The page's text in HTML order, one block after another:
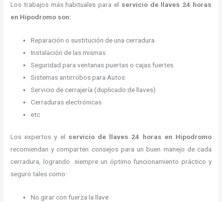
Los trabajos más habituales para el servicio de llaves 24 horas
en Hipodromo son:
Reparación o sustitución de una cerradura
Instalación de las mismas
Seguridad para ventanas puertas o cajas fuertes
Sistemas antirrobos para Autos
Servicio de cerrajería (duplicado de llaves)
Cerraduras electrónicas
etc
Los expertos y el servicio de llaves 24 horas en Hipodromo
recomiendan y comparten consejos para un buen manejo de cada
cerradura, logrando siempre un óptimo funcionamiento práctico y
seguro tales como:
No girar con fuerza la llave